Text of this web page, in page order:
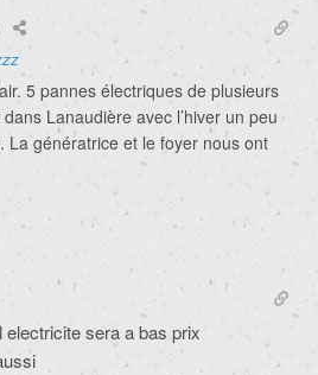
5 pannes électriques de plusieurs
Lanaudière avec l’hiver un peu
La génératrice et le foyer nous ont
sera a bas prix